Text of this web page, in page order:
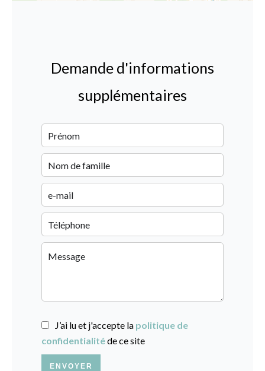
Demande d'informations
supplémentaires
J’ai lu et j'accepte la politique de
confidentialitéde ce site
ENVOYER